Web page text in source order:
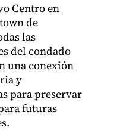
Centro en
de
las
del condado
una conexión
y
para preservar
futuras